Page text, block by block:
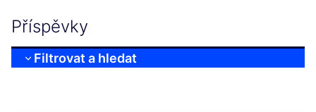
Příspěvky
Filtrovat a hledat